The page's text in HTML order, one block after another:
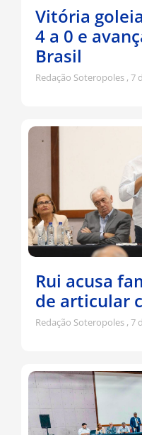
Vitória
4 a 0 e
Brasil
Redação Soteropoles 7
Rui acusa
de articular
Redação Soteropoles 7